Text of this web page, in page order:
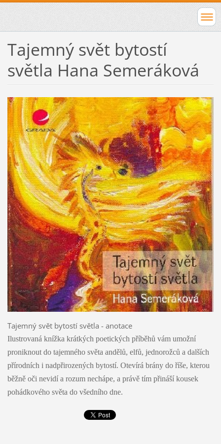
Tajemný svět bytostí
světla Hana Semeráková
Tajemný svět bytostí světla - anotace
Ilustrovaná knížka krátkých poetických příběhů vám umožní
proniknout do tajemného světa andělů, elfů, jednorožců a dalších
přírodních i nadpřirozených bytostí. Otevírá brány do říše, kterou
běžně oči nevidí a rozum nechápe, a právě tím přináší kousek
pohádkového světa do všedního dne.